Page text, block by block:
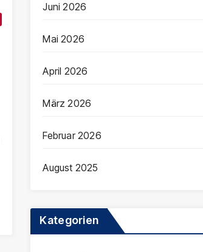
Juni 2026
Mai 2026
April 2026
März 2026
Februar 2026
August 2025
Kategorien